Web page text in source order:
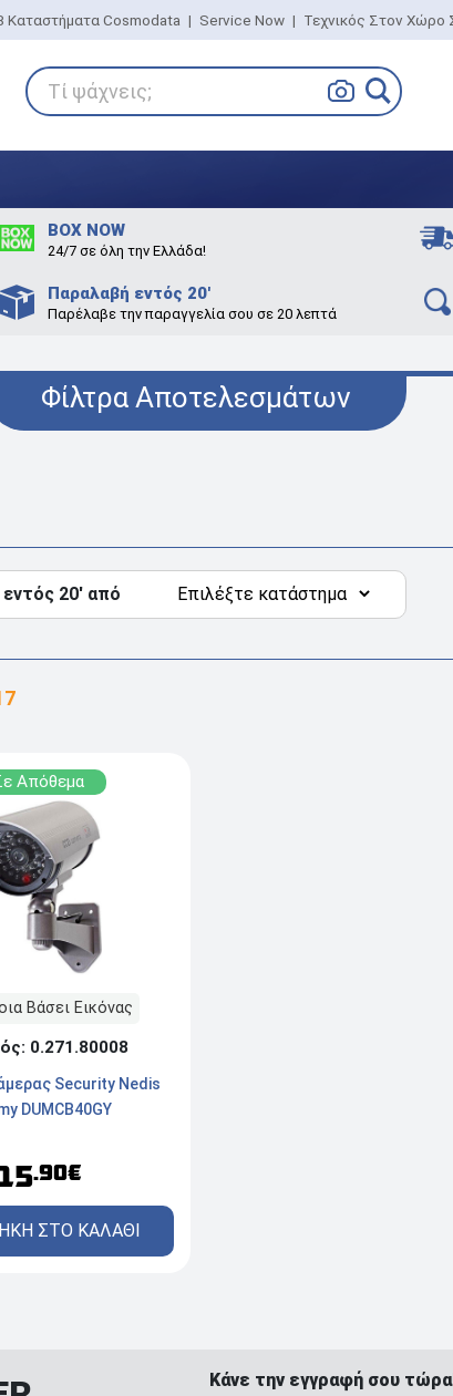
Καταστήματα Cosmodata | Service Now | Τεχνικός Στον Χώρο
Τί ψάχνεις;
BOX NOW
24/7 σε όλη την Ελλάδα!
Παραλαβή εντός 20'
Παρέλαβε την παραγγελία σου σε 20 λεπτά
Φίλτρα Αποτελεσμάτων
20' από
Απόθεμα
Βάσει Εικόνας
0.271.80008
Security Nedis
DUMCB40GY
.90€
ΣΤΟ ΚΑΛΑΘΙ
Κάνε την εγγραφή σου